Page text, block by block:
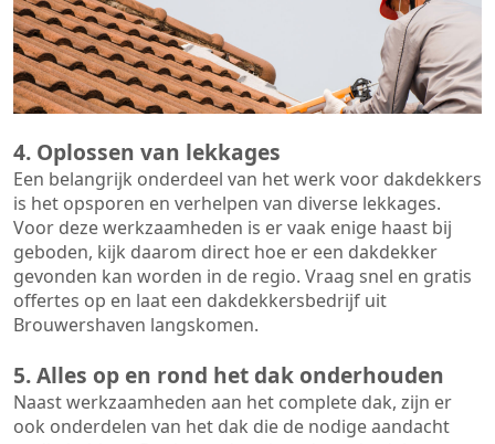
4. Oplossen van lekkages
Een belangrijk onderdeel van het werk voor dakdekkers
is het opsporen en verhelpen van diverse lekkages.
Voor deze werkzaamheden is er vaak enige haast bij
geboden, kijk daarom direct hoe er een dakdekker
gevonden kan worden in de regio. Vraag snel en gratis
offertes op en laat een dakdekkersbedrijf uit
Brouwershaven langskomen.
5. Alles op en rond het dak onderhouden
Naast werkzaamheden aan het complete dak, zijn er
ook onderdelen van het dak die de nodige aandacht